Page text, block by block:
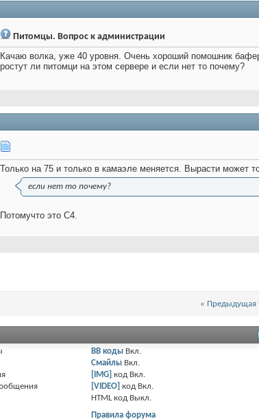
Питомцы. Вопрос к администрации
Качаю волка, уже 40 уровня. Очень хороший помошник
ростут ли питомци на этом сервере и если нет то почему?
Только на 75 и только в камаэле меняется. Вырасти может
если нет то почему?
Потомучто это C4.
« Предыдущая
BB коды Вкл.
Смайлы Вкл.
[IMG] код Вкл.
[VIDEO] код Вкл.
HTML код Выкл.
Правила форума